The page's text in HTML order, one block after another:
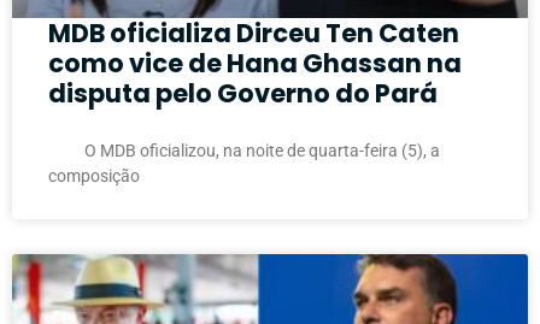
MDB oficializa Dirceu Ten Caten
como vice de Hana Ghassan na
disputa pelo Governo do Pará
O MDB oficializou, na noite de quarta-feira (5), a
composição